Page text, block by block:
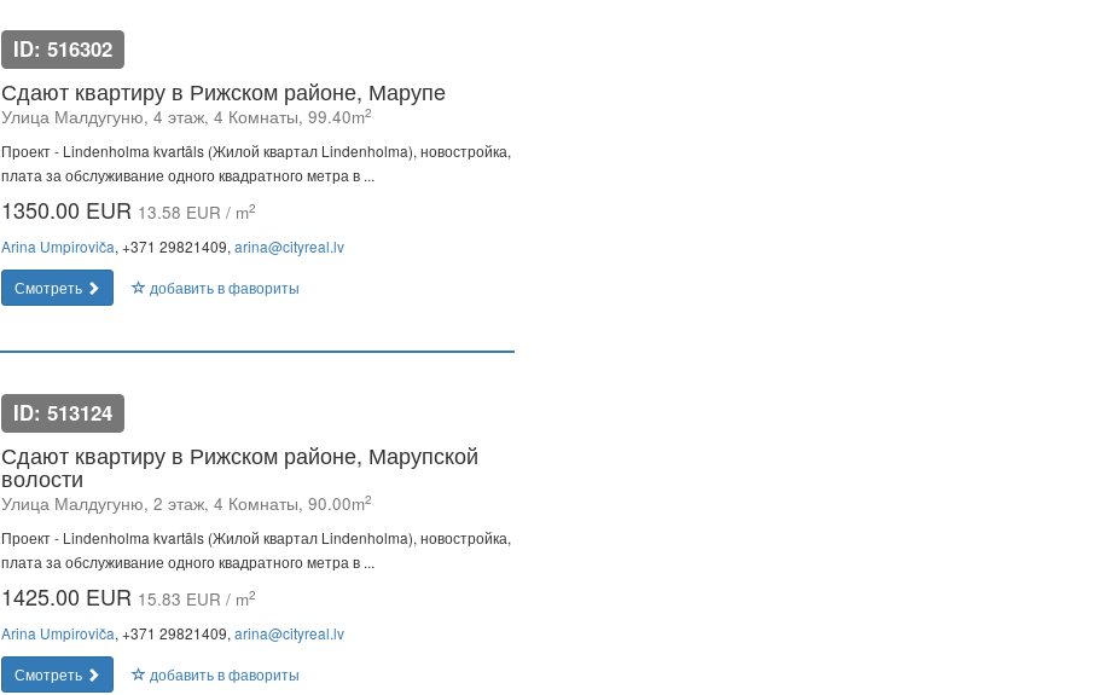
ID: 516302
Сдают квартиру в Рижском районе, Марупe
Улица Малдугуню, 4 этаж, 4 Комнаты, 99.40m2
Проект - Lindenholma kvartāls (Жилой квартал Lindenholma), новостройка,
плата за обслуживание одного квадратного метра в ...
1350.00 EUR 13.58 EUR / m2
Arina Umpiroviča, +371 29821409, arina@cityreal.lv
Смотреть
добавить в фавориты
ID: 513124
Сдают квартиру в Рижском районе, Марупской
волости
Улица Малдугуню, 2 этаж, 4 Комнаты, 90.00m2
Проект - Lindenholma kvartāls (Жилой квартал Lindenholma), новостройка,
плата за обслуживание одного квадратного метра в ...
1425.00 EUR 15.83 EUR / m2
Arina Umpiroviča, +371 29821409, arina@cityreal.lv
Смотреть
добавить в фавориты